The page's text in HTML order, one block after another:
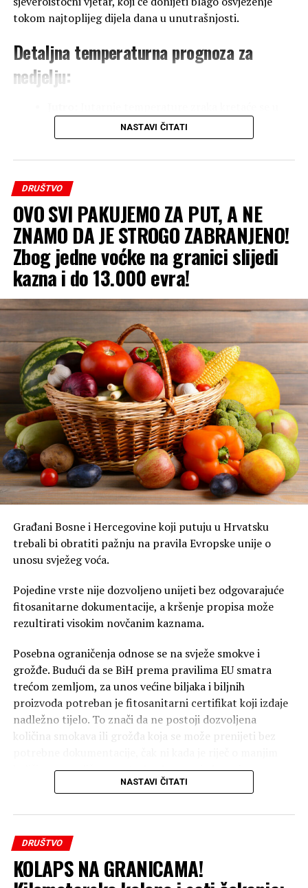
tokom najtoplijeg dijela dana u unutrašnjosti.
Detaljna temperaturna prognoza za
nedjelju:
16 do 22 °C, dok će na jugu zemlje
jutro biti znatno toplije, sa temperaturama oko
26 °C.
Dan:Tokom dana očekuje se brz porast
temperature. Najviša dnevna temperatura zraka
u većini krajeva kretaće se od27 do 33 °C.
Jug zemlje:Na samom jugu očekuje nas pravi
tropski dan, gdje će živa u termometru dostizati i
ekstremnih39 °C!
NASTAVI ČITATI
DRUŠTVO
OVO SVI PAKUJEMO ZA PUT, A NE
ZNAMO DA JE STROGO ZABRANJENO!
Zbog jedne voćke na granici slijedi
kazna i do 13.000 evra!
Građani Bosne i Hercegovine koji putuju u Hrvatsku
trebali bi obratiti pažnju na pravila Evropske unije o
unosu svježeg voća.
Pojedine vrste nije dozvoljeno unijeti bez odgovarajuće
fitosanitarne dokumentacije, a kršenje propisa može
rezultirati visokim novčanim kaznama.
Posebna ograničenja odnose se na svježe smokve i
grožđe. Budući da se BiH prema pravilima EU smatra
trećom zemljom, za unos većine biljaka i biljnih
proizvoda potreban je fitosanitarni certifikat koji izdaje
nadležno tijelo. To znači da ne postoji dozvoljena
količina smokava ili grožđa koja se može prenijeti bez
količinama za ličnu upotrebu. I uz posjedovanje
certifikata, granične službe procjenjuju da li količina
uvoz. Od ovih pravila izuzeto je samo nekoliko vrsta voća
– ananas, kokos, durian, banane i datule (hurme), koje se
mogu unijeti bez fitosanitarnog certifikata.
Ako granične ili carinske službe pronađu voće koje ne
NASTAVI ČITATI
DRUŠTVO
KOLAPS NA GRANICAMA!